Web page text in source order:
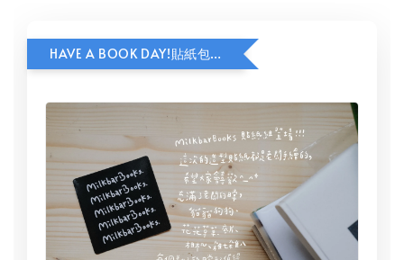
HAVE A BOOK DAY!貼紙包加價購